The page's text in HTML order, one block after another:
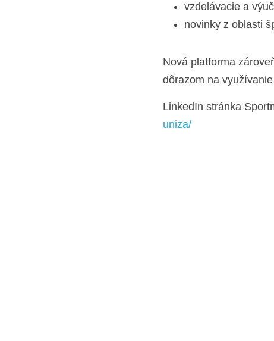
vzdelávacie a
novinky z oblasti
Nová platforma
dôrazom na
LinkedIn stránka
uniza/